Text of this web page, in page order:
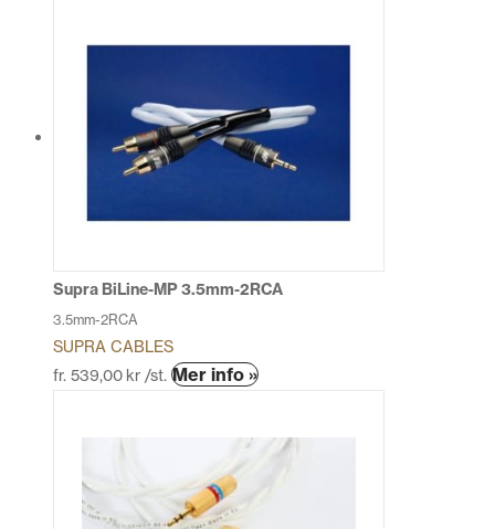
Supra BiLine-MP 3.5mm-2RCA
3.5mm-2RCA
SUPRA CABLES
fr. 539,00 kr /st. Mer info »Den
har